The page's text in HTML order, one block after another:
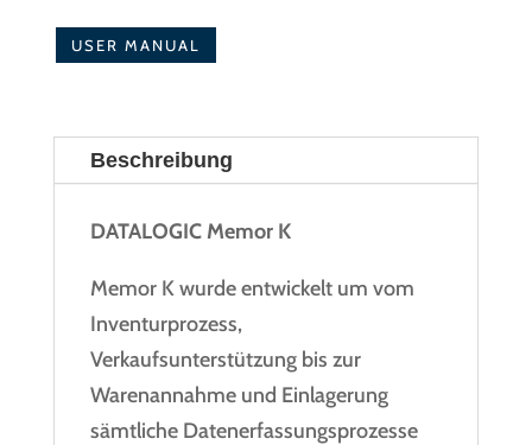
USER MANUAL
Beschreibung
DATALOGIC Memor K
Memor K wurde entwickelt um vom
Inventurprozess,
Verkaufsunterstützung bis zur
Warenannahme und Einlagerung
sämtliche Datenerfassungsprozesse